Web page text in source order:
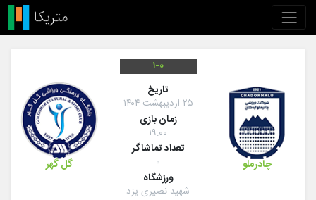
چادرملو
۱-۰
تاريخ
۲۵ اردیبهشت ۱۴۰۴
زمان بازی
۱۹:۰۰
تعداد تماشاگر
۰
ورزشگاه
شهید نصیری یزد
گل گهر